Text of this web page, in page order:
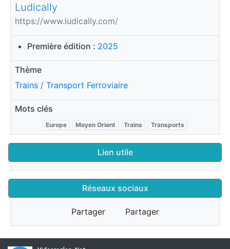
Ludically
https://www.ludically.com/
Première édition : 2025
Thème
Trains / Transport Ferroviaire
Mots clés
Europe Moyen Orient Trains Transports
Lien utile
Réseaux sociaux
Partager Partager